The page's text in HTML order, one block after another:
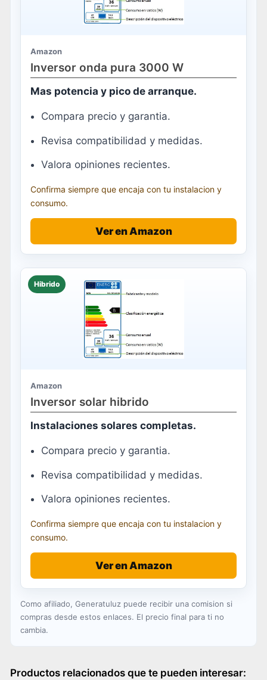
Amazon
Inversor onda pura 3000 W
Mas potencia y pico de arranque.
Compara precio y garantia.
Revisa compatibilidad y medidas.
Valora opiniones recientes.
Confirma siempre que encaja con tu instalacion y
consumo.
Ver en Amazon
Hibrido
Amazon
Inversor solar hibrido
Instalaciones solares completas.
Compara precio y garantia.
Revisa compatibilidad y medidas.
Valora opiniones recientes.
Confirma siempre que encaja con tu instalacion y
consumo.
Ver en Amazon
Como afiliado, Generatuluz puede recibir una comision si
compras desde estos enlaces. El precio final para ti no
cambia.
Productos relacionados que te pueden interesar: